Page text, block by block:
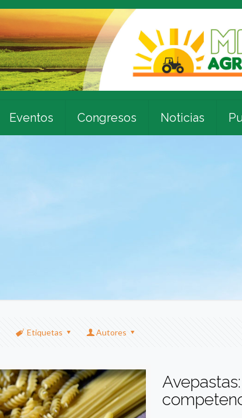
Eventos Congresos Noticias
Etiquetas Autores